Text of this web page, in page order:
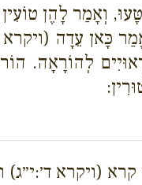
וְאָמַר לָהֶן
כָּאן עֵדָה
לְהוֹרָאָה.
(ויקרא